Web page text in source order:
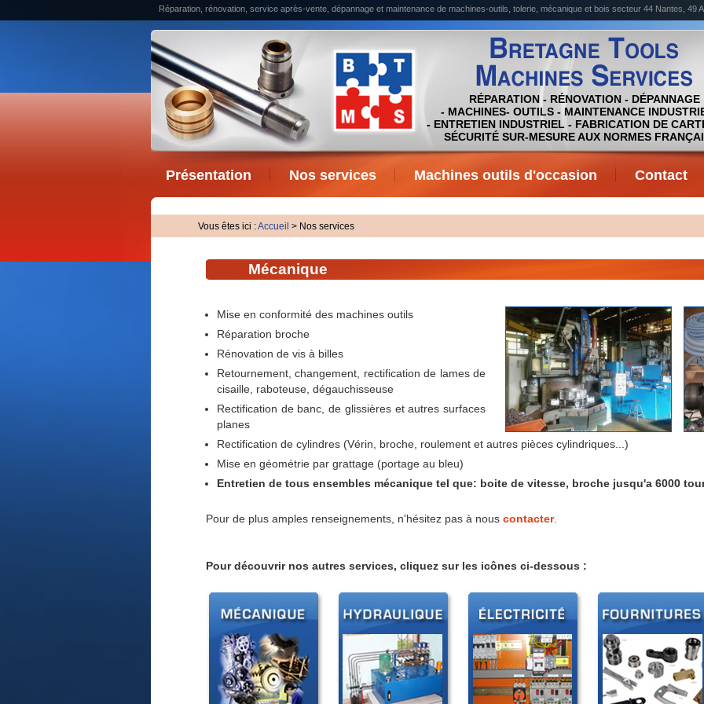
Réparation, rénovation, service après-vente, dépannage et maintenance de machines-outils, tolerie, mécanique et bois secteur 44 Nantes, 49
RÉPARATION - RÉNOVATION - DÉPANNAGE
- MACHINES- OUTILS - MAINTENANCE
- ENTRETIEN INDUSTRIEL - FABRICATION DE
SÉCURITÉ SUR-MESURE AUX NORMES
Présentation Nos services Machines outils d'occasion Contact
Vous êtes ici :Accueil > Nos services
Mécanique
Mise en conformité des machines outils
Réparation broche
Rénovation de vis à billes
Retournement, changement, rectification de lames de
cisaille, raboteuse, dégauchisseuse
Rectification de banc, de glissières et autres surfaces
planes
Rectification de cylindres (Vérin, broche, roulement et autres pièces cylindriques...)
Mise en géométrie par grattage (portage au bleu)
Entretien de tous ensembles mécanique tel que: boite de vitesse, broche jusqu'a 6000
Pour de plus amples renseignements, n'hésitez pas à nous contacter.
Pour découvrir nos autres services, cliquez sur les icônes ci-dessous :